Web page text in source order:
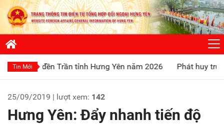
Tin Mới
Trần tỉnh Hưng Yên năm 2026 Phát huy truyền thống
25/09/2019 | lượt xem: 142
Hưng Yên: Ðẩy nhanh tiến độ